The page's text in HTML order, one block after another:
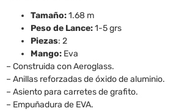
Tamaño:1.68 m
Peso de Lance:1-5 grs
Piezas: 2
Mango: Eva
– Construida con Aeroglass.
– Anillas reforzadas de óxido de aluminio.
– Asiento para carretes de grafito.
– Empuñadura de EVA.